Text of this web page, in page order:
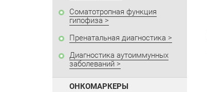
Соматотропная функция
гипофиза
Пренатальная диагностика
Диагностика аутоиммунных
заболеваний
ОНКОМАРКЕРЫ